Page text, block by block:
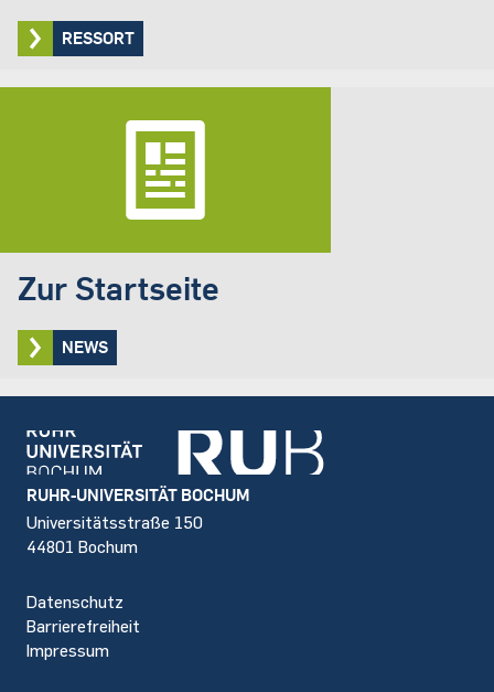
RESSORT
Zur Startseite
NEWS
Footer
RUHR-UNIVERSITÄT BOCHUM
Universitätsstraße 150
44801 Bochum
Datenschutz
Barrierefreiheit
Impressum